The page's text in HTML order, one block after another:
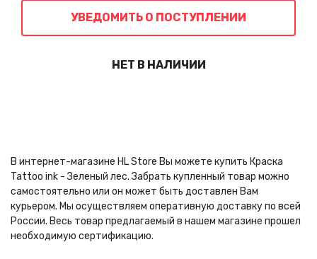
УВЕДОМИТЬ О ПОСТУПЛЕНИИ
НЕТ В НАЛИЧИИ
В интернет-магазине HL Store Вы можете купить Краска
Tattoo ink - Зеленый лес. Забрать купленный товар можно
самостоятельно или он может быть доставлен Вам
курьером. Мы осуществляем оперативную доставку по всей
России. Весь товар предлагаемый в нашем магазине прошел
необходимую сертификацию.